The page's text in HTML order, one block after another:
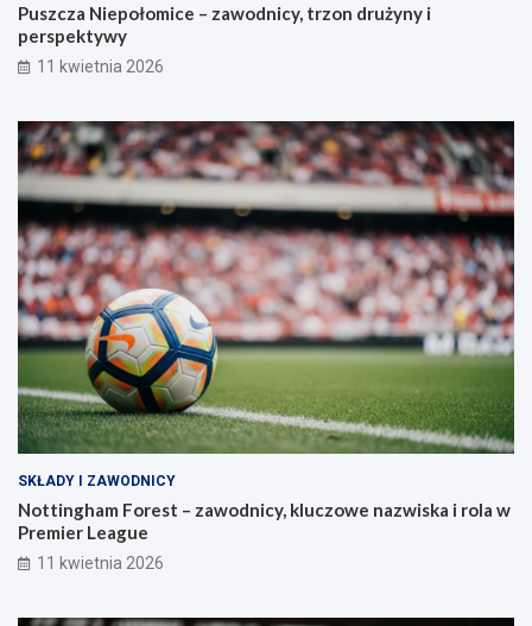
Puszcza Niepołomice – zawodnicy, trzon drużyny i
perspektywy
11 kwietnia 2026
SKŁADY I ZAWODNICY
Nottingham Forest – zawodnicy, kluczowe nazwiska i rola w
Premier League
11 kwietnia 2026